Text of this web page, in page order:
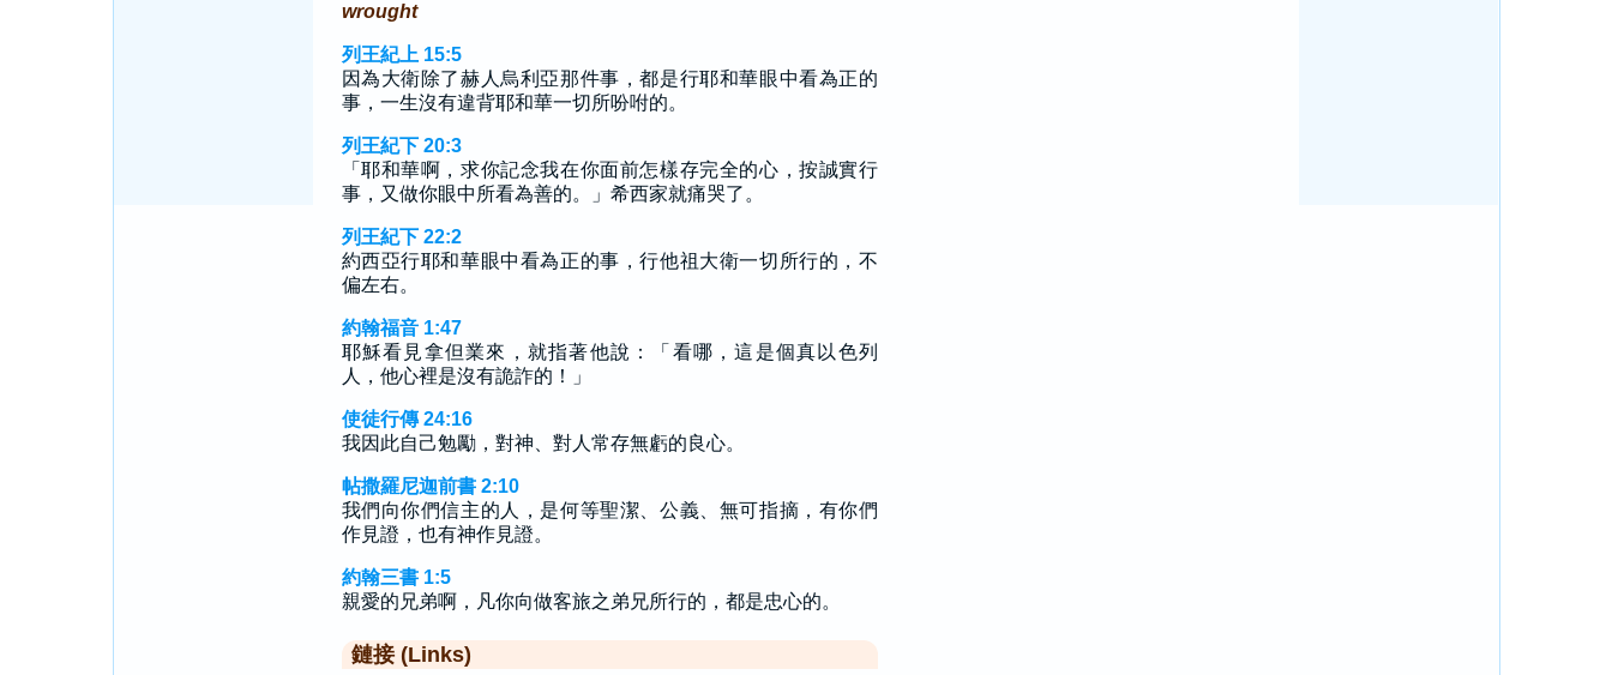
wrought
列王紀上 15:5
因為大衛除了赫人烏利亞那件事，都是行耶和華眼中看為正的
事，一生沒有違背耶和華一切所吩咐的。
列王紀下 20:3
「耶和華啊，求你記念我在你面前怎樣存完全的心，按誠實行
事，又做你眼中所看為善的。」希西家就痛哭了。
列王紀下 22:2
約西亞行耶和華眼中看為正的事，行他祖大衛一切所行的，不
偏左右。
約翰福音 1:47
耶穌看見拿但業來，就指著他說：「看哪，這是個真以色列
人，他心裡是沒有詭詐的！」
使徒行傳 24:16
我因此自己勉勵，對神、對人常存無虧的良心。
帖撒羅尼迦前書 2:10
我們向你們信主的人，是何等聖潔、公義、無可指摘，有你們
作見證，也有神作見證。
約翰三書 1:5
親愛的兄弟啊，凡你向做客旅之弟兄所行的，都是忠心的。
鏈接 (Links)